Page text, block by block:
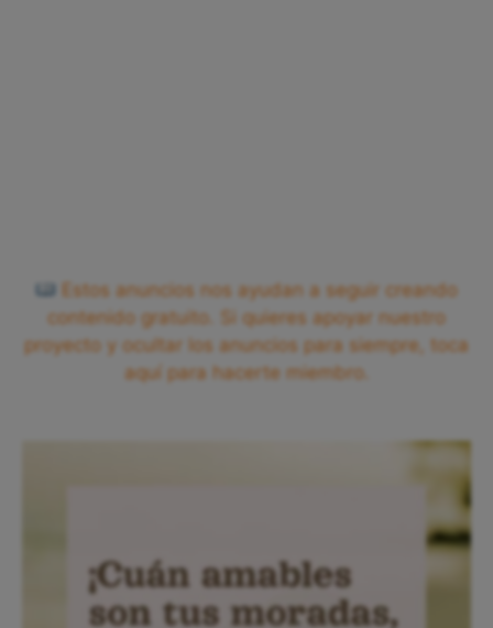
Estos anuncios nos ayudan a seguir creando
contenido gratuito. Si quieres apoyar nuestro
proyecto y ocultar los anuncios para siempre, toca
aquí para hacerte miembro.